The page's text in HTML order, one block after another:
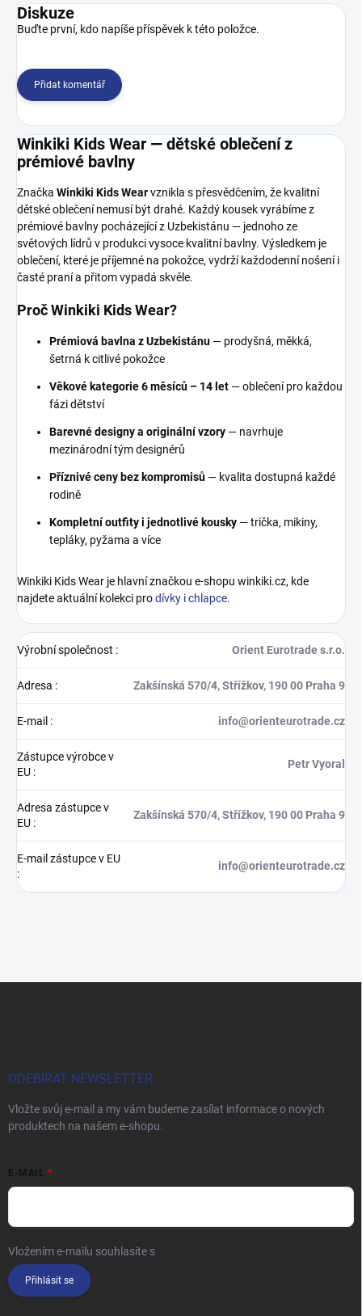
Diskuze
Buďte první, kdo napíše příspěvek k této položce.
Přidat komentář
Winkiki Kids Wear — dětské oblečení z
prémiové bavlny
Značka Winkiki Kids Wearvznikla s přesvědčením, že kvalitní
dětské oblečení nemusí být drahé. Každý kousek vyrábíme z
prémiové bavlny pocházející z Uzbekistánu — jednoho ze
světových lídrů v produkci vysoce kvalitní bavlny. Výsledkem je
oblečení, které je příjemné na pokožce, vydrží každodenní nošení i
časté praní a přitom vypadá skvěle.
Proč Winkiki Kids Wear?
Prémiová bavlna z Uzbekistánu — prodyšná, měkká,
šetrná k citlivé pokožce
Věkové kategorie 6 měsíců – 14 let — oblečení pro každou
fázi dětství
Barevné designy a originální vzory — navrhuje
mezinárodní tým designérů
Příznivé ceny bez kompromisů — kvalita dostupná každé
rodině
Kompletní outfity i jednotlivé kousky — trička, mikiny,
tepláky, pyžama a více
Winkiki Kids Wear je hlavní značkou e-shopu winkiki.cz, kde
najdete aktuální kolekci prodívky i chlapce.
Výrobní společnost : Orient Eurotrade s.r.o.
Adresa : Zakšínská 570/4, Střížkov, 190 00 Praha 9
E-mail : info@orienteurotrade.cz
Zástupce výrobce v
EU :
Petr Vyoral
Adresa zástupce v
EU :
Zakšínská 570/4, Střížkov, 190 00 Praha 9
E-mail zástupce v EU
:
info@orienteurotrade.cz
ODEBÍRAT NEWSLETTER
Vložte svůj e-mail a my vám budeme zasílat informace o nových
produktech na našem e-shopu.
E-MAIL
Vložením e-mailu souhlasíte s
Přihlásit se